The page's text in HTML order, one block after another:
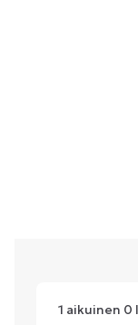
1 aikuinen 0